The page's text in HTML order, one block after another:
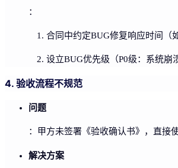
：
合同中约定BUG修复响应时间（
设立BUG优先级（P0级：系统崩
4. 验收流程不规范
问题
：甲方未签署《验收确认书》，直接
解决方案